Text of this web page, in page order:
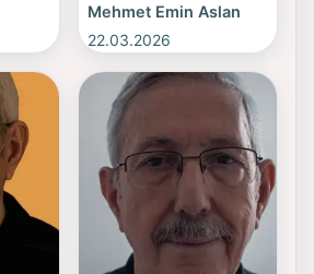
bu kitapta Kasım 2019 yılında
basıldı. Son olarak
Eleştirel Bir Bakış adlı
2025’te Doz yayınevi tarafında
deyimiyle: “Ezilen bir ulusun bir
demokrat siyaset zemini
egemenliği yani
doğrultusunda siyasi
Mehmet Emin Aslan
22.03.2026